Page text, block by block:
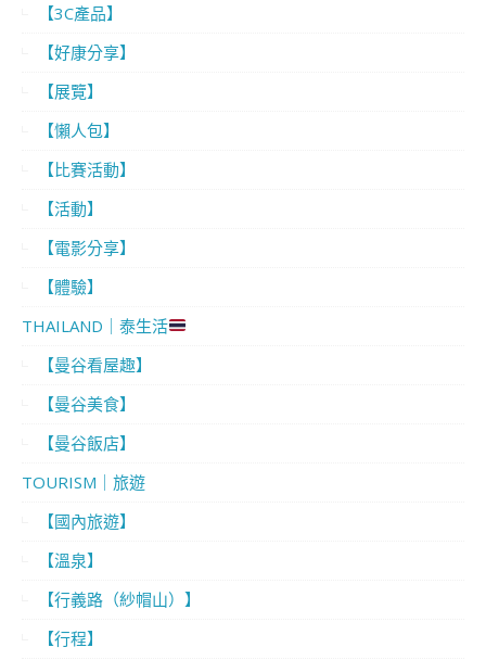
【3C產品】
【好康分享】
【展覽】
【懶人包】
【比賽活動】
【活動】
【電影分享】
【體驗】
THAILAND｜泰生活
【曼谷看屋趣】
【曼谷美食】
【曼谷飯店】
TOURISM｜旅遊
【國內旅遊】
【溫泉】
【行義路（紗帽山）】
【行程】